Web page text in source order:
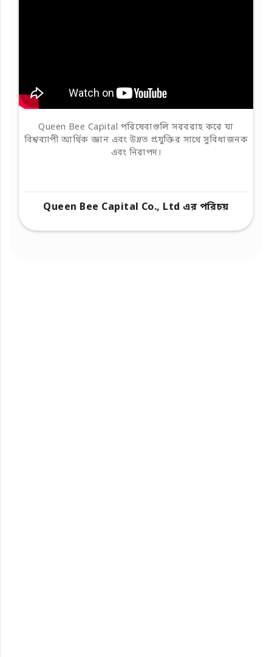
Queen Bee Capital পরিষেবাগুলি সরবরাহ করে যা
বিশ্বব্যাপী আর্থিক জ্ঞান এবং উন্নত প্রযুক্তির সাথে সুবিধাজনক
এবং নিরাপদ।
Queen Bee Capital Co., Ltd এর পরিচয়